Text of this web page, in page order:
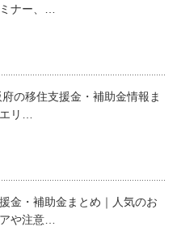
ナー、…
の移住支援金・補助金情報ま
リ…
金・補助金まとめ｜人気のお
や注意…